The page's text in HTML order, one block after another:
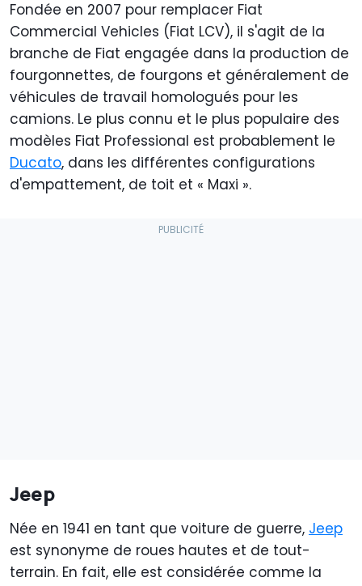
Fondée en 2007 pour remplacer Fiat
Commercial Vehicles (Fiat LCV), il s'agit de la
branche de Fiat engagée dans la production de
fourgonnettes, de fourgons et généralement de
véhicules de travail homologués pour les
camions. Le plus connu et le plus populaire des
modèles Fiat Professional est probablement le
Ducato, dans les différentes configurations
d'empattement, de toit et « Maxi ».
Jeep
Née en 1941 en tant que voiture de guerre, Jeep
est synonyme de roues hautes et de tout-
terrain. En fait, elle est considérée comme la